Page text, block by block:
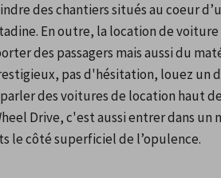
des chantiers situés au coeur
En outre, la location de voiture
des passagers mais aussi du
pas d'hésitation, louez un
des voitures de location haut
Drive, c'est aussi entrer dans un
le côté superficiel de l’opulence.